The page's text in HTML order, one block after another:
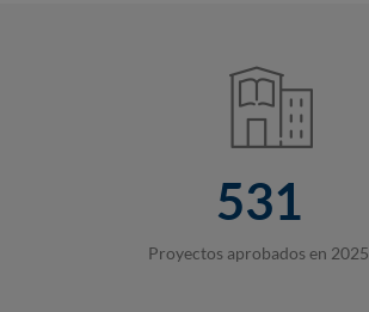
531
Proyectos aprobados en 2025